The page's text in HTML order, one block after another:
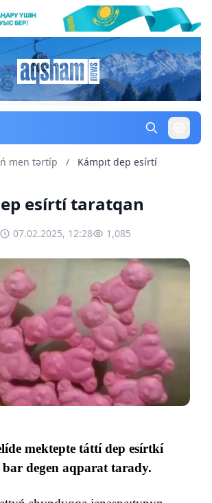
men tərtíp /
Kámpıt dep esírtí
esírtí taratqan
07.02.2025, 12:28 1,085
mektepte táttí dep esírtkí
degen aqparat tarady.